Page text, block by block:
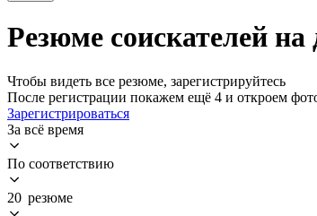
Резюме соискателей
Чтобы видеть все резюме, зарегистрируйтесь
После регистрации покажем ещё 4 и откроем
Зарегистрироваться
За всё время
По соответствию
20 резюме